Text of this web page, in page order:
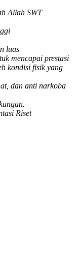
Allah SWT
luas
mencapai prestasi
kondisi fisik yang
dan anti narkoba
Riset